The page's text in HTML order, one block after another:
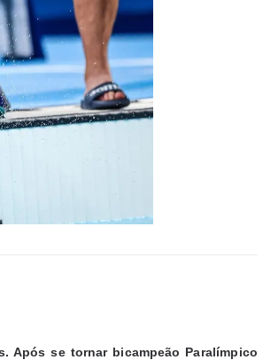
Após se tornar bicampeão Paralímpico